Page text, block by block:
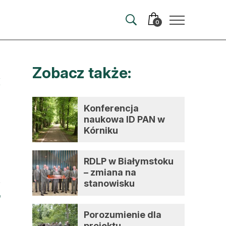
0
Zobacz także:
Konferencja
naukowa ID PAN w
Kórniku
RDLP w Białymstoku
– zmiana na
stanowisku
Porozumienie dla